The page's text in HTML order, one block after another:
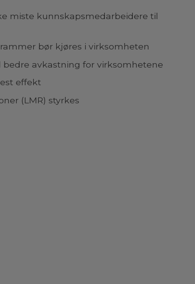
miste kunnskapsmedarbeidere til
bør kjøres i virksomheten
avkastning for virksomhetene
effekt
(LMR) styrkes